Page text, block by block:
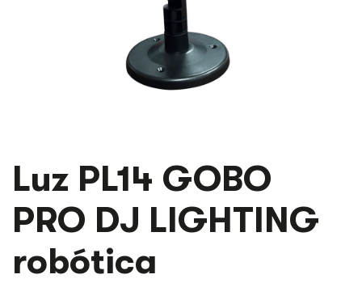
Luz PL14 GOBO
PRO DJ LIGHTING
robótica